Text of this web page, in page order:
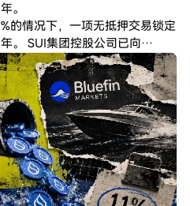
。
的情况下，一项无抵押交易锁定
。 SUI集团控股公司已向
代币，并签署了一项无抵押协